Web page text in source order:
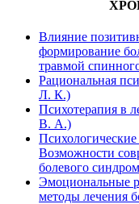
Влияние
формирование
травмой
Рациональная
Л. К.)
Психотерапия в
В. А.)
Возможности
болевого
Эмоциональные
методы лечения